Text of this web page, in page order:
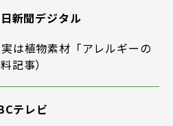
新聞デジタル
は植物素材「アレルギーの
記事）
テレビ